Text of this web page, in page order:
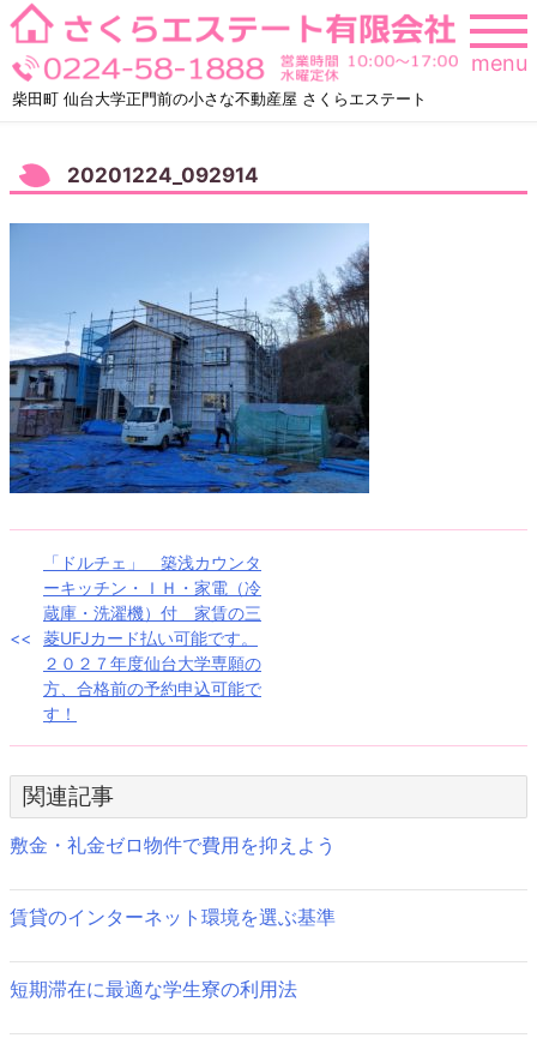
Skip
to
content
柴田町 仙台大学正門前の小さな不動産屋 さくらエステート
menu
20201224_092914
ナ
ゲ
ー
シ
ン
「ドルチェ」 築浅カウンタ
ーキッチン・ＩＨ・家電（冷
蔵庫・洗濯機）付 家賃の三
菱UFJカード払い可能です。
２０２７年度仙台大学専願の
方、合格前の予約申込可能で
す！
関連記事
敷金・礼金ゼロ物件で費用を抑えよう
賃貸のインターネット環境を選ぶ基準
短期滞在に最適な学生寮の利用法